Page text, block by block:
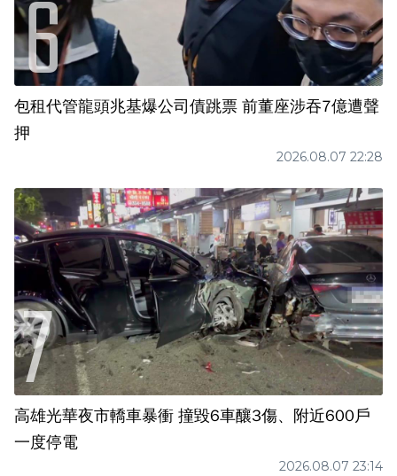
包租代管龍頭兆基爆公司債跳票 前董座涉吞7億遭聲
押
2026.08.07 22:28
高雄光華夜市轎車暴衝 撞毀6車釀3傷、附近600戶
一度停電
2026.08.07 23:14